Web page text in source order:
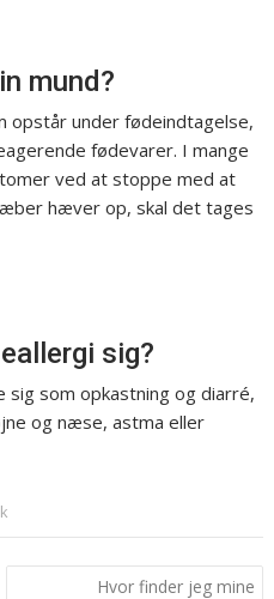
mund?
opstår under fødeindtagelse,
fødevarer. I mange
ved at stoppe med at
hæver op, skal det tages
sig?
sig som opkastning og diarré,
og næse, astma eller
Hvor finder jeg mine